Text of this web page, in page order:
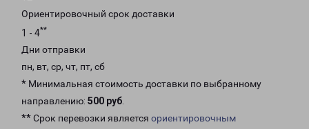
Ориентировочный срок доставки
1 - 4**
Дни отправки
пн, вт, ср, чт, пт, сб
* Минимальная стоимость доставки по выбранному
направлению: 500 руб.
** Срок перевозки является ориентировочным